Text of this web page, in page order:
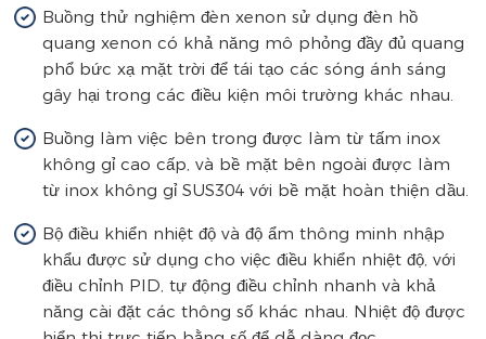
Buồng thử nghiệm đèn xenon sử dụng đèn hồ
quang xenon có khả năng mô phỏng đầy đủ quang
phổ bức xạ mặt trời để tái tạo các sóng ánh sáng
gây hại trong các điều kiện môi trường khác nhau.
Buồng làm việc bên trong được làm từ tấm inox
không gỉ cao cấp, và bề mặt bên ngoài được làm
từ inox không gỉ SUS304 với bề mặt hoàn thiện dầu.
Bộ điều khiển nhiệt độ và độ ẩm thông minh nhập
khẩu được sử dụng cho việc điều khiển nhiệt độ, với
điều chỉnh PID, tự động điều chỉnh nhanh và khả
năng cài đặt các thông số khác nhau. Nhiệt độ được